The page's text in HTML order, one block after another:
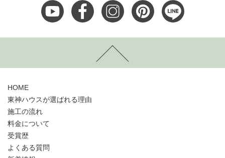
HOME
東神ハウスが選ばれる理由
施工の流れ
料金について
受賞歴
よくある質問